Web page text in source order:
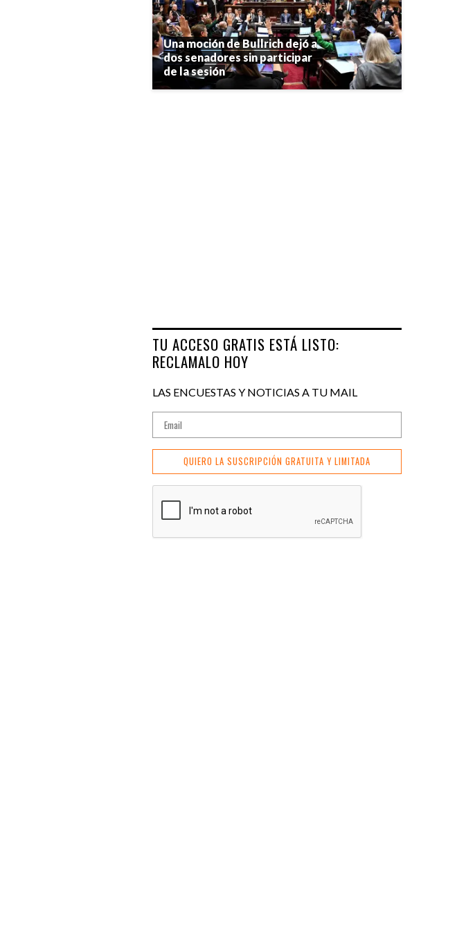
Una moción de Bullrich dejó a
dos senadores sin participar
de la sesión
TU ACCESO GRATIS ESTÁ LISTO:
RECLAMALO HOY
LAS ENCUESTAS Y NOTICIAS A TU MAIL
QUIERO LA SUSCRIPCIÓN GRATUITA Y LIMITADA